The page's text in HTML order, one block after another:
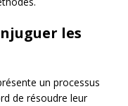
les
un processus
de résoudre leur